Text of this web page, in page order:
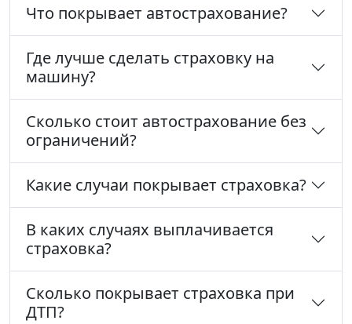
Что покрывает автострахование?
Где лучше сделать страховку на
машину?
Сколько стоит автострахование без
ограничений?
Какие случаи покрывает страховка?
В каких случаях выплачивается
страховка?
Сколько покрывает страховка при
ДТП?